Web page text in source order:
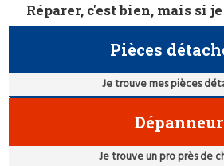
Réparer, c'est bien, mais si
Pièces
Je trouve mes pièces
Dépanneur
Je trouve un pro près de